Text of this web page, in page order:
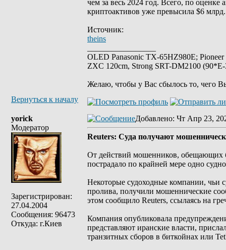
чем за весь 2024 год. Всего, по
криптоактивов уже превысила $6 млрд.
Источник:
theins
OLED Panasonic TX-65HZ980E;
ZXC 120cm, Strong SRT-DM2100
Желаю, чтобы у Вас сбылось то, чего
Вернуться к началу
yorick
Модератор
Зарегистрирован:
27.04.2004
Сообщения: 96473
Откуда: г.Киев
Добавлено: Чт Апр 23,
Reuters: Суда получают
От действий мошенников, обещающих
пострадало по крайней мере одно
Некоторые судоходные компании, чьи
пролива, получили мошеннические
этом сообщило Reuters, ссылаясь на
Компания опубликовала
представляют иранские власти,
транзитных сборов в биткойнах или